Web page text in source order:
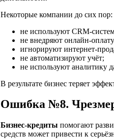
Некоторые компании до сих пор:
не используют CRM-
не внедряют онлайн-
игнорируют интернет-
не автоматизируют учёт;
не используют аналитику
В результате бизнес теряет
Ошибка №8.
Бизнес-кредиты помогают
средств может привести к